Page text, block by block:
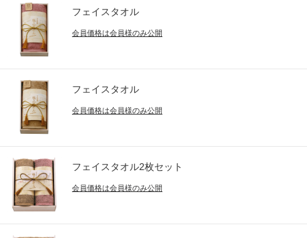
フェイスタオル
会員価格は会員様のみ公開
フェイスタオル
会員価格は会員様のみ公開
フェイスタオル2枚セット
会員価格は会員様のみ公開